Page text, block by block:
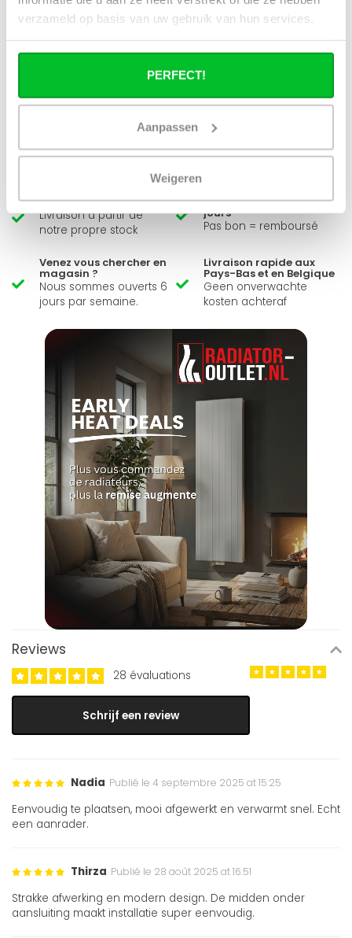
verzameld op basis van uw gebruik van hun services.
PERFECT!
Aanpassen
Weigeren
Avez-vous une question à propos de se produit.
Simon est heureux de vous aider et peut répondre à
toutes vos questions.
Envoyer un message
Large éventail
Livraison à partir de
notre propre stock
Délai de réflexion de 14
jours
Pas bon = remboursé
Venez vous chercher en
magasin ?
Nous sommes ouverts 6
jours par semaine.
Livraison rapide aux
Pays-Bas et en Belgique
Geen onverwachte
kosten achteraf
Reviews
28 évaluations
Schrijf een review
Nadia Publié le 4 septembre 2025 at 15:25
Eenvoudig te plaatsen, mooi afgewerkt en verwarmt snel. Echt
een aanrader.
Thirza Publié le 28 août 2025 at 16:51
Strakke afwerking en modern design. De midden onder
aansluiting maakt installatie super eenvoudig.